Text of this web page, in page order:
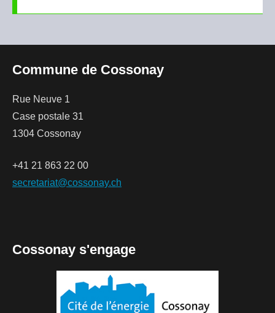
Commune de Cossonay
Rue Neuve 1
Case postale 31
1304 Cossonay
+41 21 863 22 00
secretariat@cossonay.ch
Cossonay s'engage